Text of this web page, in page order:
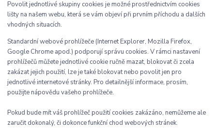
Povolit jednotlivé skupiny cookies je možné prostřednictvím cookies
lišty na našem webu, která se vám objeví při prvním příchodu a dalších
vhodných situacích.
Standardní webové prohlížeče (Internet Explorer, Mozilla Firefox,
Google Chrome apod.) podporují správu cookies. V rámci nastavení
prohlížečů můžete jednotlivé cookie ručně mazat, blokovat či zcela
zakázat jejich použití, lze je také blokovat nebo povolit jen pro
jednotlivé internetové stránky. Pro detailnější informace, prosím,
použijte nápovědu vašeho prohlížeče.
Pokud bude mít váš prohlížeč použití cookies zakázáno, nemůžeme ale
zaručit dokonalý, či dokonce funkční chod webových stránek.